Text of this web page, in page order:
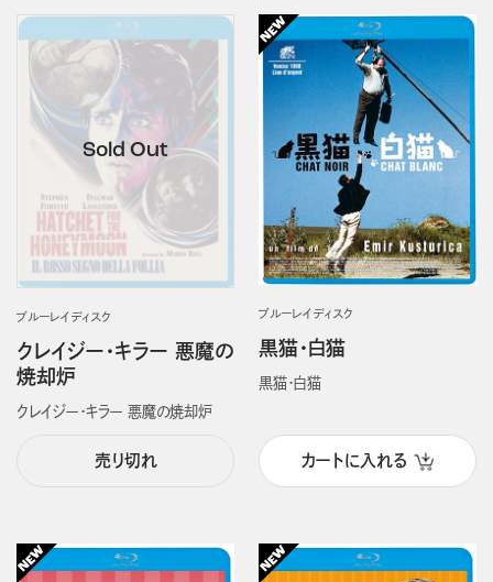
ブルーレイディスク
クレイジー・キラー 悪魔の
焼却炉
クレイジー・キラー 悪魔の焼却炉
売り切れ
ブルーレイディスク
黒猫・白猫
黒猫・白猫
カートに入れる